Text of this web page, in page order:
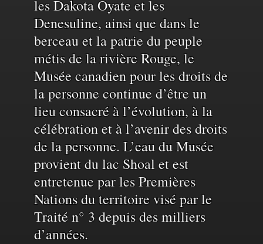
et
de
l'eau
les Dakota Oyate et les
Denesuline, ainsi que dans le
berceau et la patrie du peuple
métis de la rivière Rouge, le
Musée canadien pour les droits de
la personne continue d’être un
lieu consacré à l’évolution, à la
célébration et à l’avenir des droits
de la personne. L’eau du Musée
provient du lac Shoal et est
entretenue par les Premières
Nations du territoire visé par le
Traité n° 3 depuis des milliers
d’années.